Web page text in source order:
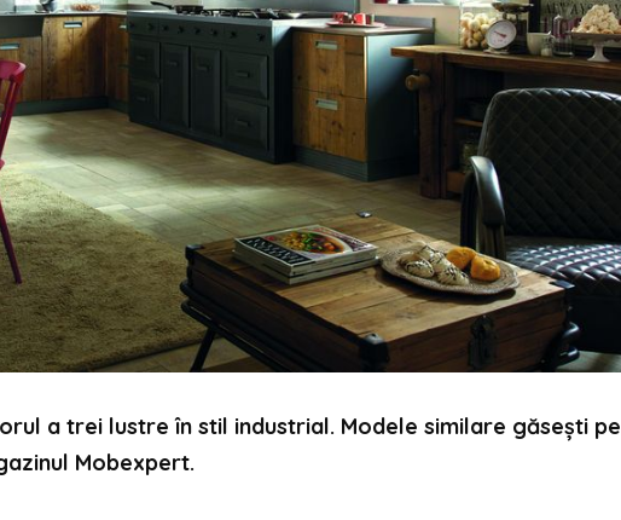
a trei lustre în stil industrial. Modele similare găsești pe
Mobexpert.